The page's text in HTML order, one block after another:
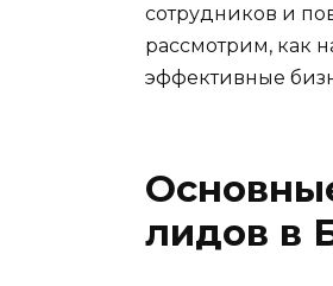
сотрудников и
рассмотрим, как
эффективные
лидов в